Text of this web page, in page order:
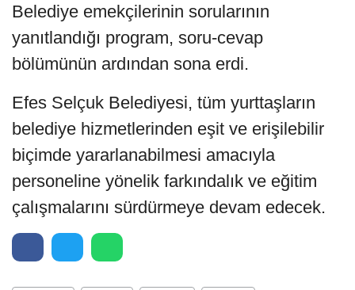
Belediye emekçilerinin sorularının
yanıtlandığı program, soru-cevap
bölümünün ardından sona erdi.
Efes Selçuk Belediyesi, tüm yurttaşların
belediye hizmetlerinden eşit ve erişilebilir
biçimde yararlanabilmesi amacıyla
personeline yönelik farkındalık ve eğitim
çalışmalarını sürdürmeye devam edecek.